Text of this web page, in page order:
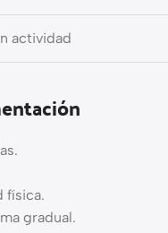
actividad
física.
gradual.